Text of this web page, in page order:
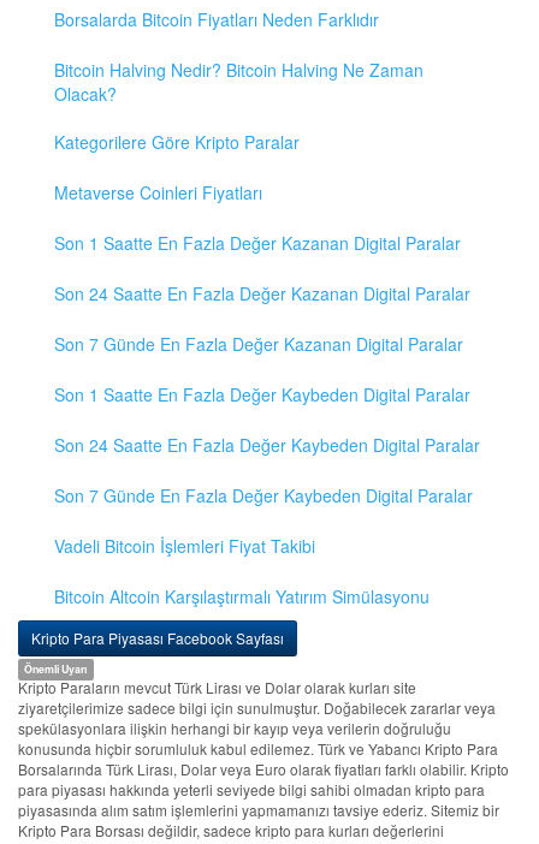
Borsalarda Bitcoin Fiyatları Neden Farklıdır
Bitcoin Halving Nedir? Bitcoin Halving Ne Zaman
Olacak?
Kategorilere Göre Kripto Paralar
Metaverse Coinleri Fiyatları
Son 1 Saatte En Fazla Değer Kazanan Digital Paralar
Son 24 Saatte En Fazla Değer Kazanan Digital Paralar
Son 7 Günde En Fazla Değer Kazanan Digital Paralar
Son 1 Saatte En Fazla Değer Kaybeden Digital Paralar
Son 24 Saatte En Fazla Değer Kaybeden Digital Paralar
Son 7 Günde En Fazla Değer Kaybeden Digital Paralar
Vadeli Bitcoin İşlemleri Fiyat Takibi
Bitcoin Altcoin Karşılaştırmalı Yatırım Simülasyonu
Kripto Para Piyasası Facebook Sayfası
Önemli Uyarı
Kripto Paraların mevcut Türk Lirası ve Dolar olarak kurları site
ziyaretçilerimize sadece bilgi için sunulmuştur. Doğabilecek zararlar veya
spekülasyonlara ilişkin herhangi bir kayıp veya verilerin doğruluğu
konusunda hiçbir sorumluluk kabul edilemez. Türk ve Yabancı Kripto Para
Borsalarında Türk Lirası, Dolar veya Euro olarak fiyatları farklı olabilir. Kripto
para piyasası hakkında yeterli seviyede bilgi sahibi olmadan kripto para
piyasasında alım satım işlemlerini yapmamanızı tavsiye ederiz. Sitemiz bir
Kripto Para Borsası değildir, sadece kripto para kurları değerlerini